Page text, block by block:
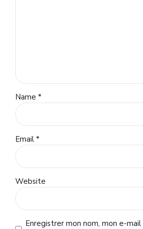
Name *
Email *
Website
Enregistrer mon nom, mon e-